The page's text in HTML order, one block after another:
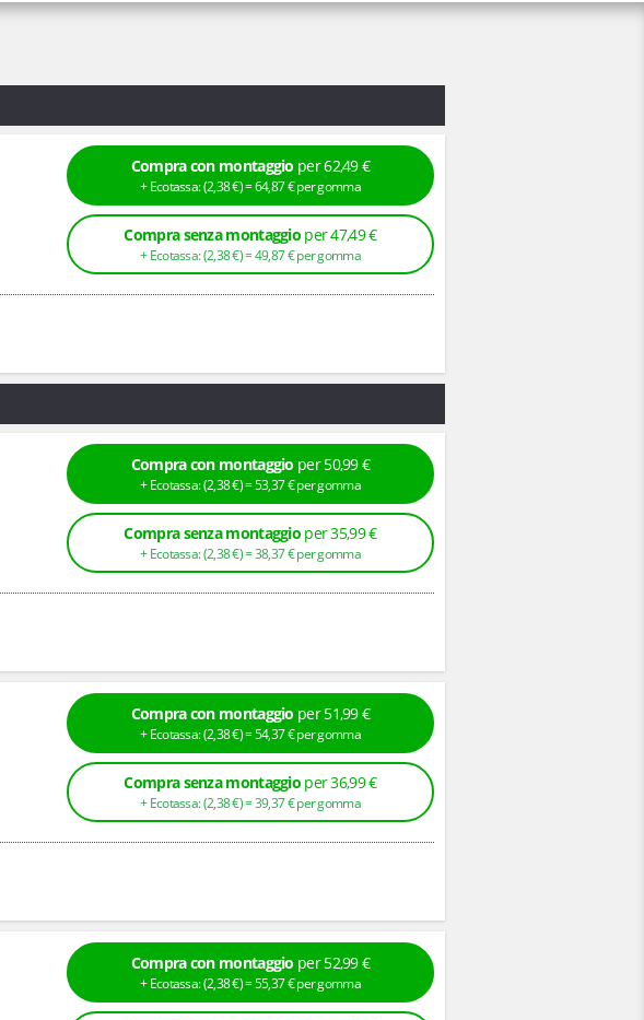
Compra con montaggio per 62,49 €
+ Ecotassa: (2,38€ ) =64,87€per gomma
Compra senza montaggio per 47,49 €
+ Ecotassa: (2,38€ ) =49,87€per gomma
Compra con montaggio per 50,99 €
+ Ecotassa: (2,38€ ) =53,37€per gomma
Compra senza montaggio per 35,99 €
+ Ecotassa: (2,38€ ) =38,37€per gomma
Compra con montaggio per 51,99 €
+ Ecotassa: (2,38€ ) =54,37€per gomma
Compra senza montaggio per 36,99 €
+ Ecotassa: (2,38€ ) =39,37€per gomma
Compra con montaggio per 52,99 €
+ Ecotassa: (2,38€ ) =55,37€per gomma